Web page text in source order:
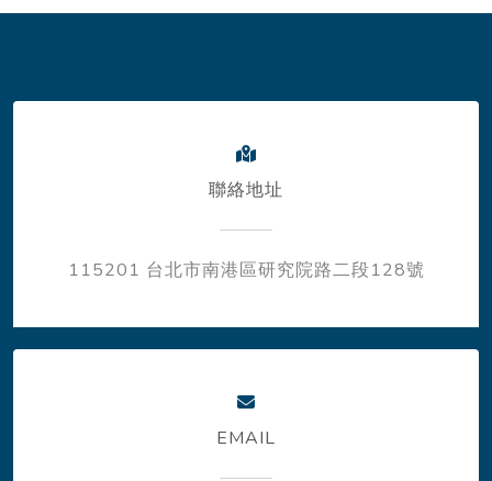
聯絡地址
115201 台北市南港區研究院路二段128號
EMAIL